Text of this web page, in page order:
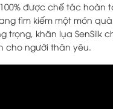
được chế tác hoàn
tìm kiếm một món
trọng, khăn lụa SenSilk
cho người thân yêu.